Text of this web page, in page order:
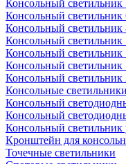
Консольный светильник
Консольный светильник
Консольный светильник
Консольный светильник
Консольный светильник
Консольный светильник
Консольный светильник
Консольные
Консольный
Консольный
Консольный
Кронштейн для
Точечные светильники